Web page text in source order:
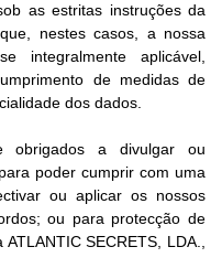
as estritas instruções da
nestes casos, a nossa
integralmente aplicável,
de medidas de
dos dados.
obrigados a divulgar ou
poder cumprir com uma
ou aplicar os nossos
ou para protecção de
SECRETS, LDA.,